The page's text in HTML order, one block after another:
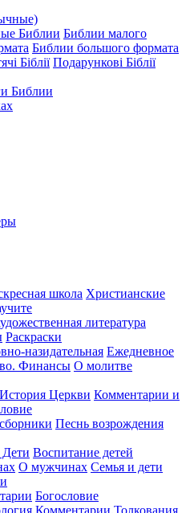
Библии Библии малого
Библии большого формата
Біблії Подарункові Біблії
Библии
школа Христианские
литература
Раскраски
назидательная Ежедневное
Финансы О молитве
История Церкви Комментарии и
Песнь возрождения
Воспитание детей
О мужчинах Семья и дети
Богословие
Комментарии.Толкования